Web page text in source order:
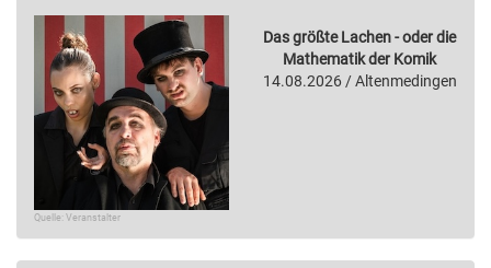
Quelle: Veranstalter
Das größte Lachen - oder die
Mathematik der Komik
14.08.2026 / Altenmedingen